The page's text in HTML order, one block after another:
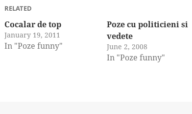
RELATED
Cocalar de top
January 19, 2011
In "Poze funny"
Poze cu politicieni si
vedete
June 2, 2008
In "Poze funny"